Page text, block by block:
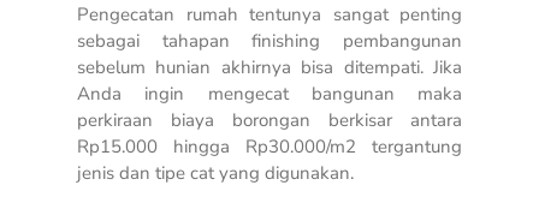
Pengecatan rumah tentunya sangat penting
sebagai tahapan finishing pembangunan
sebelum hunian akhirnya bisa ditempati. Jika
Anda ingin mengecat bangunan maka
perkiraan biaya borongan berkisar antara
Rp15.000 hingga Rp30.000/m2 tergantung
jenis dan tipe cat yang digunakan.